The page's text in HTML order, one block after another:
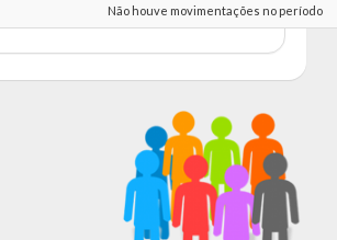
Não houve movimentações no período